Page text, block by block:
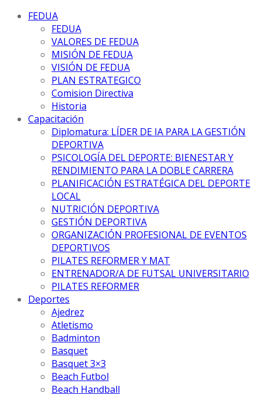
FEDUA
FEDUA
VALORES DE FEDUA
MISIÓN DE FEDUA
VISIÓN DE FEDUA
PLAN ESTRATEGICO
Comision Directiva
Historia
Capacitación
Diplomatura: LÍDER DE IA PARA LA GESTIÓN
DEPORTIVA
PSICOLOGÍA DEL DEPORTE: BIENESTAR Y
RENDIMIENTO PARA LA DOBLE CARRERA
PLANIFICACIÓN ESTRATÉGICA DEL DEPORTE
LOCAL
NUTRICIÓN DEPORTIVA
GESTIÓN DEPORTIVA
ORGANIZACIÓN PROFESIONAL DE EVENTOS
DEPORTIVOS
PILATES REFORMER Y MAT
ENTRENADOR/A DE FUTSAL UNIVERSITARIO
PILATES REFORMER
Deportes
Ajedrez
Atletismo
Badminton
Basquet
Basquet 3×3
Beach Futbol
Beach Handball